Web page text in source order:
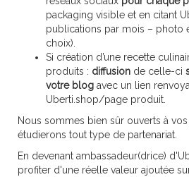
packaging visible et en citant
publications par mois – photo
choix).
Si création d’une recette
produits : diffusion de celle-ci
votre blog avec un lien
Uberti.shop/page produit.
Nous sommes bien sûr ouverts à
étudierons tout type de partenariat.
En devenant ambassadeur(drice)
profiter d'une réelle valeur ajoutée